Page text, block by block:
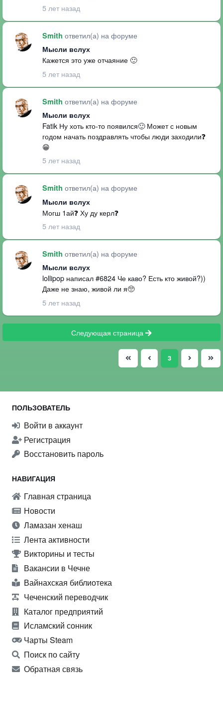
5 лет назад
Smith ответил(а) на форуме
Мысли вслух
Кажется это уже отчаяние 🙂
5 лет назад
Smith ответил(а) на форуме
Мысли вслух
Fatik Ну хоть кто-то появился🙂 Может с новым
годом начать поздравлять чтобы люди заходили❓
😁
5 лет назад
Smith ответил(а) на форуме
Мысли вслух
Могш 1ай❓ Ху ду керл❓
5 лет назад
Smith ответил(а) на форуме
Мысли вслух
lollipop написал #6824 Че каво? Есть кто живой?))
Даже не знаю, живой ли я🥺
5 лет назад
Следующая страница
3(current)
ПОЛЬЗОВАТЕЛЬ
Войти в аккаунт
Регистрация
Восстановить пароль
НАВИГАЦИЯ
Главная страница
Новости
Ламазан хенаш
Лента активности
Викторины и тесты
Вакансии в Чечне
Вайнахская библиотека
Чеченский переводчик
Каталог предприятий
Исламский сонник
Чарты Steam
Поиск по сайту
Обратная связь